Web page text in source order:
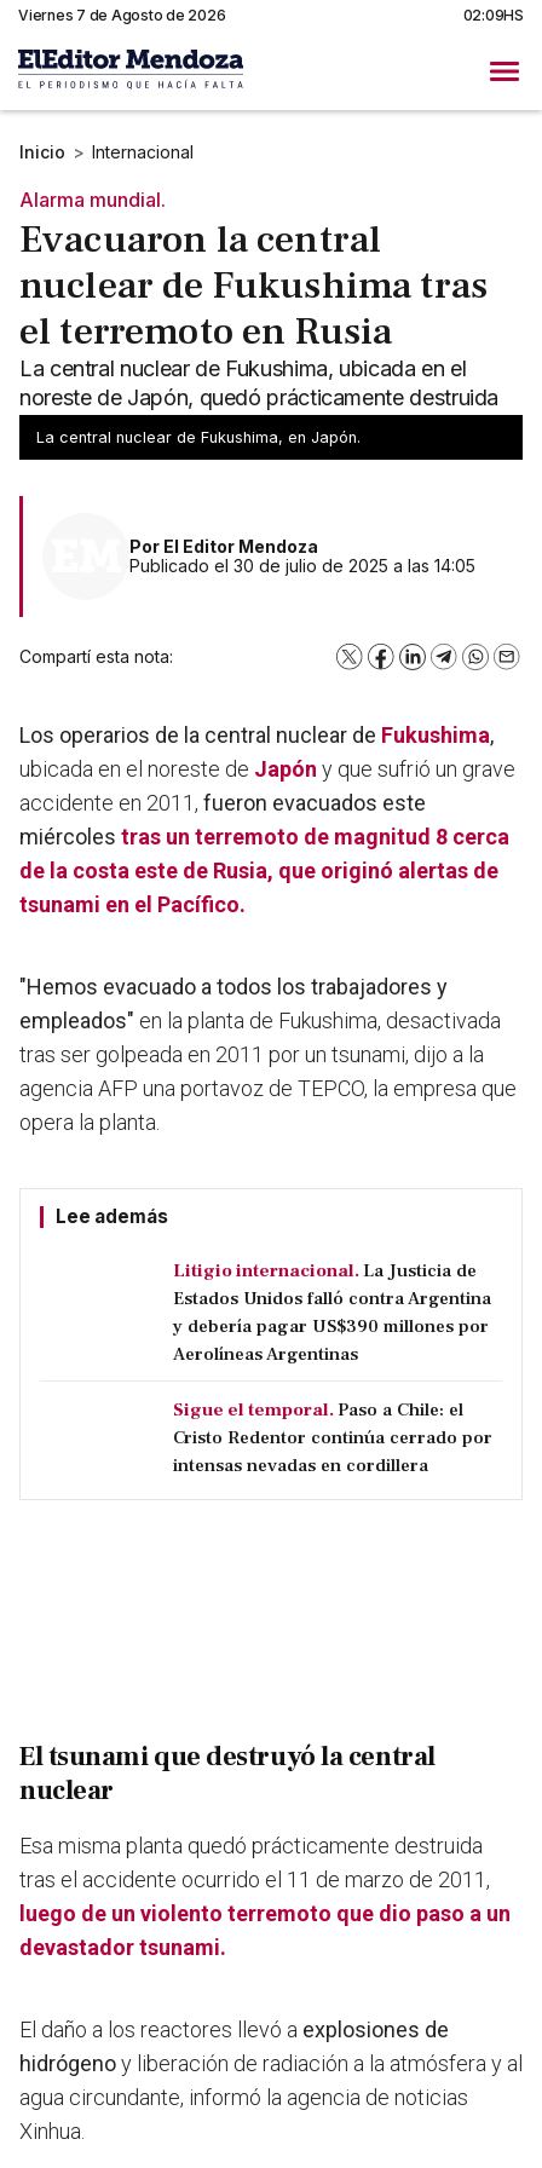
Viernes 7 de Agosto de 2026 02:09HS
Inicio > Internacional
Alarma mundial.
Evacuaron la central
nuclear de Fukushima tras
el terremoto en Rusia
La central nuclear de Fukushima, ubicada en el
noreste de Japón, quedó prácticamente destruida
tras otro terremoto ocurrido en 2011.
La central nuclear de Fukushima, en Japón.
Por El Editor Mendoza
Publicado el 30 de julio de 2025 a las 14:05
Compartí esta nota: X Facebook
LinkedInTelegram
Los operarios de la central nuclear de Fukushima,
ubicada en el noreste de Japón y que sufrió un grave
accidente en 2011, fueron evacuados este
miércoles tras un terremoto de magnitud 8 cerca
de la costa este de Rusia, que originó alertas de
tsunami en el Pacífico.
"Hemos evacuado a todos los trabajadores y
empleados" en la planta de Fukushima, desactivada
tras ser golpeada en 2011 por un tsunami, dijo a la
agencia AFP una portavoz de TEPCO, la empresa que
opera la planta.
Lee además
Litigio internacional. La Justicia de
Estados Unidos falló contra Argentina
y debería pagar US$390 millones por
Aerolíneas Argentinas
Sigue el temporal. Paso a Chile: el
Cristo Redentor continúa cerrado por
intensas nevadas en cordillera
El tsunami que destruyó la central
nuclear
Esa misma planta quedó prácticamente destruida
tras el accidente ocurrido el 11 de marzo de 2011,
luego de un violento terremoto que dio paso a un
devastador tsunami.
El daño a los reactores llevó a explosiones de
hidrógenoy liberación de radiación a la atmósfera y al
agua circundante, informó la agencia de noticias
Xinhua.